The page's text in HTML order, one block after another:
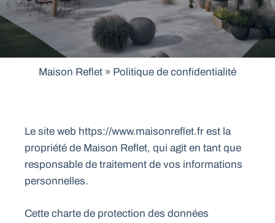
Maison Reflet » Politique de confidentialité
Le site web https://www.maisonreflet.fr est la
propriété de Maison Reflet, qui agit en tant que
responsable de traitement de vos informations
personnelles.
Cette charte de protection des données